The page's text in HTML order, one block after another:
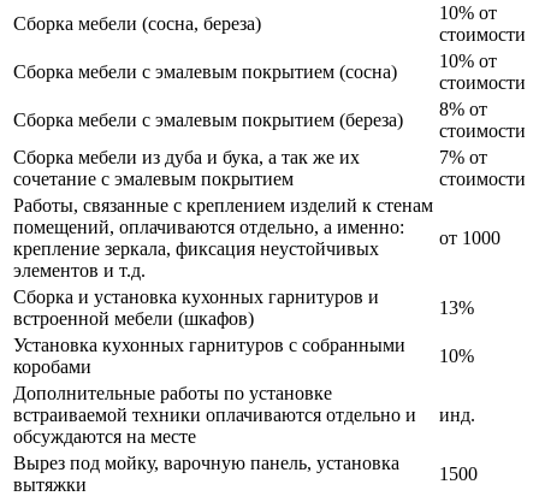
Сборка мебели (сосна, береза)
10% от
стоимости
Сборка мебели с эмалевым покрытием (сосна)
10% от
стоимости
Сборка мебели с эмалевым покрытием (береза)
8% от
стоимости
Сборка мебели из дуба и бука, а так же их
сочетание с эмалевым покрытием
7% от
стоимости
Работы, связанные с креплением изделий к стенам
помещений, оплачиваются отдельно, а именно:
крепление зеркала, фиксация неустойчивых
элементов и т.д.
от 1000
Сборка и установка кухонных гарнитуров и
встроенной мебели (шкафов)
13%
Установка кухонных гарнитуров с собранными
коробами
10%
Дополнительные работы по установке
встраиваемой техники оплачиваются отдельно и
обсуждаются на месте
инд.
Вырез под мойку, варочную панель, установка
вытяжки
1500